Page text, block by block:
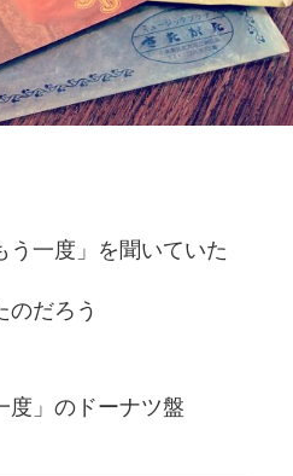
う一度」を聞いていた
のだろう
度」のドーナツ盤